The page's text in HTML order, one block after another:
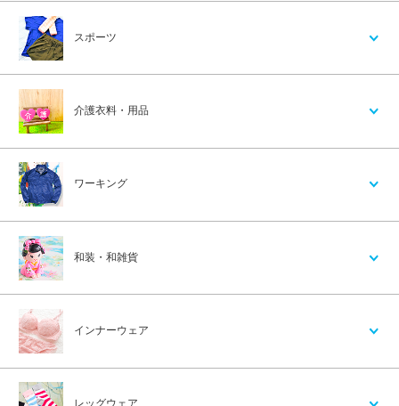
スポーツ
介護衣料・用品
ワーキング
和装・和雑貨
インナーウェア